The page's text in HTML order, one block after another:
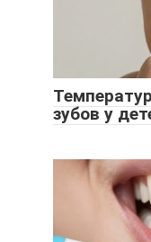
зубов у